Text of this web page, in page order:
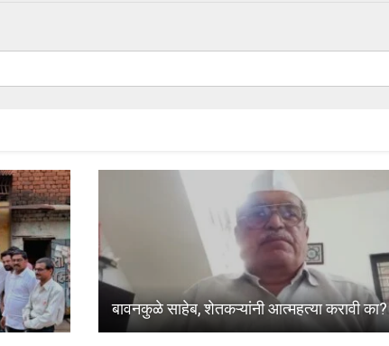
बावनकुळे साहेब, शेतकऱ्यांनी आत्महत्या करावी का?